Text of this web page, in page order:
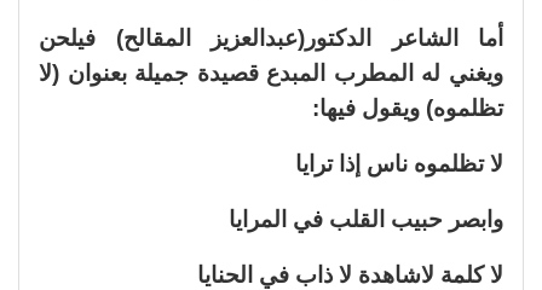
أما الشاعر الدكتور(عبدالعزيز المقالح) فيلحن
ويغني له المطرب المبدع قصيدة جميلة بعنوان (لا
تظلموه) ويقول فيها:
لا تظلموه ناس إذا ترايا
وابصر حبيب القلب في المرايا
لا كلمة لاشاهدة لا ذاب في الحنايا